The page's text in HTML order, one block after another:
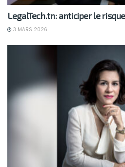
LegalTech.tn: anticiper le
3 MARS 2026